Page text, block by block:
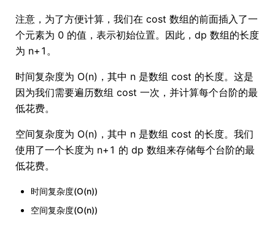
注意，为了方便计算，我们在 cost 数组的前面插入了一
个元素为 0 的值，表示初始位置。因此，dp 数组的长度
为 n+1。
时间复杂度为 O(n)，其中 n 是数组 cost 的长度。这是
因为我们需要遍历数组 cost 一次，并计算每个台阶的最
低花费。
空间复杂度为 O(n)，其中 n 是数组 cost 的长度。我们
使用了一个长度为 n+1 的 dp 数组来存储每个台阶的最
低花费。
时间复杂度(O(n))
空间复杂度(O(n))